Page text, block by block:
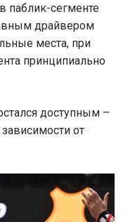
паблик-сегменте
драйвером
места, при
принципиально
доступным –
от